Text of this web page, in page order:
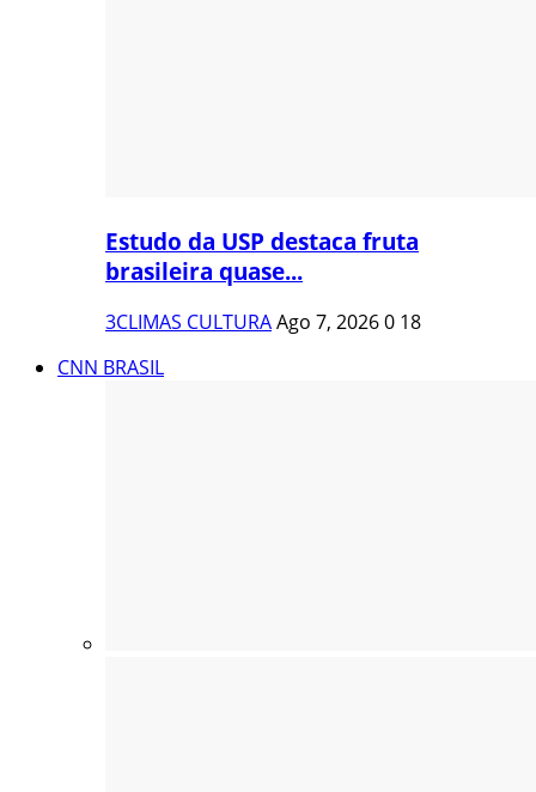
Estudo da USP destaca fruta
brasileira quase...
3CLIMAS CULTURAAgo 7, 20260 18
CNN BRASIL